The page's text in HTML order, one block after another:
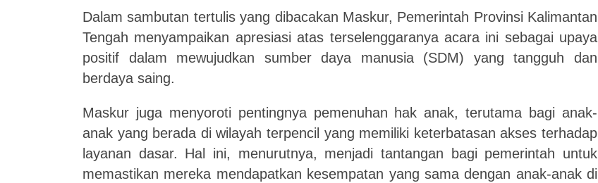
Dalam sambutan tertulis yang dibacakan Maskur, Pemerintah Provinsi Kalimantan
Tengah menyampaikan apresiasi atas terselenggaranya acara ini sebagai upaya
positif dalam mewujudkan sumber daya manusia (SDM) yang tangguh dan
berdaya saing.
Maskur juga menyoroti pentingnya pemenuhan hak anak, terutama bagi anak-
anak yang berada di wilayah terpencil yang memiliki keterbatasan akses terhadap
layanan dasar. Hal ini, menurutnya, menjadi tantangan bagi pemerintah untuk
memastikan mereka mendapatkan kesempatan yang sama dengan anak-anak di